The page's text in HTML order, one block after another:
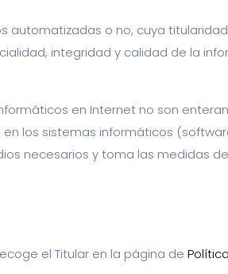
o no, cuya
integridad y calidad de la
en Internet no son
los sistemas informáticos
necesarios y toma las medidas
el Titular en la página de